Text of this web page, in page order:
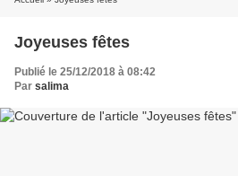
Joyeuses fêtes
Publié le 25/12/2018 à 08:42
Par salima